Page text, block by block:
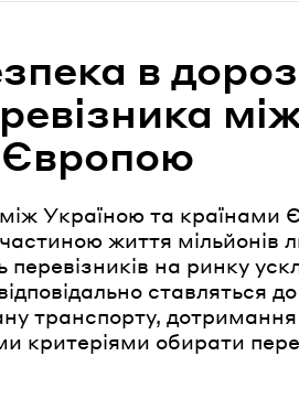
в
Україною та країнами
життя мільйонів
перевізників на ринку
ставляться
транспорту,
критеріями обирати